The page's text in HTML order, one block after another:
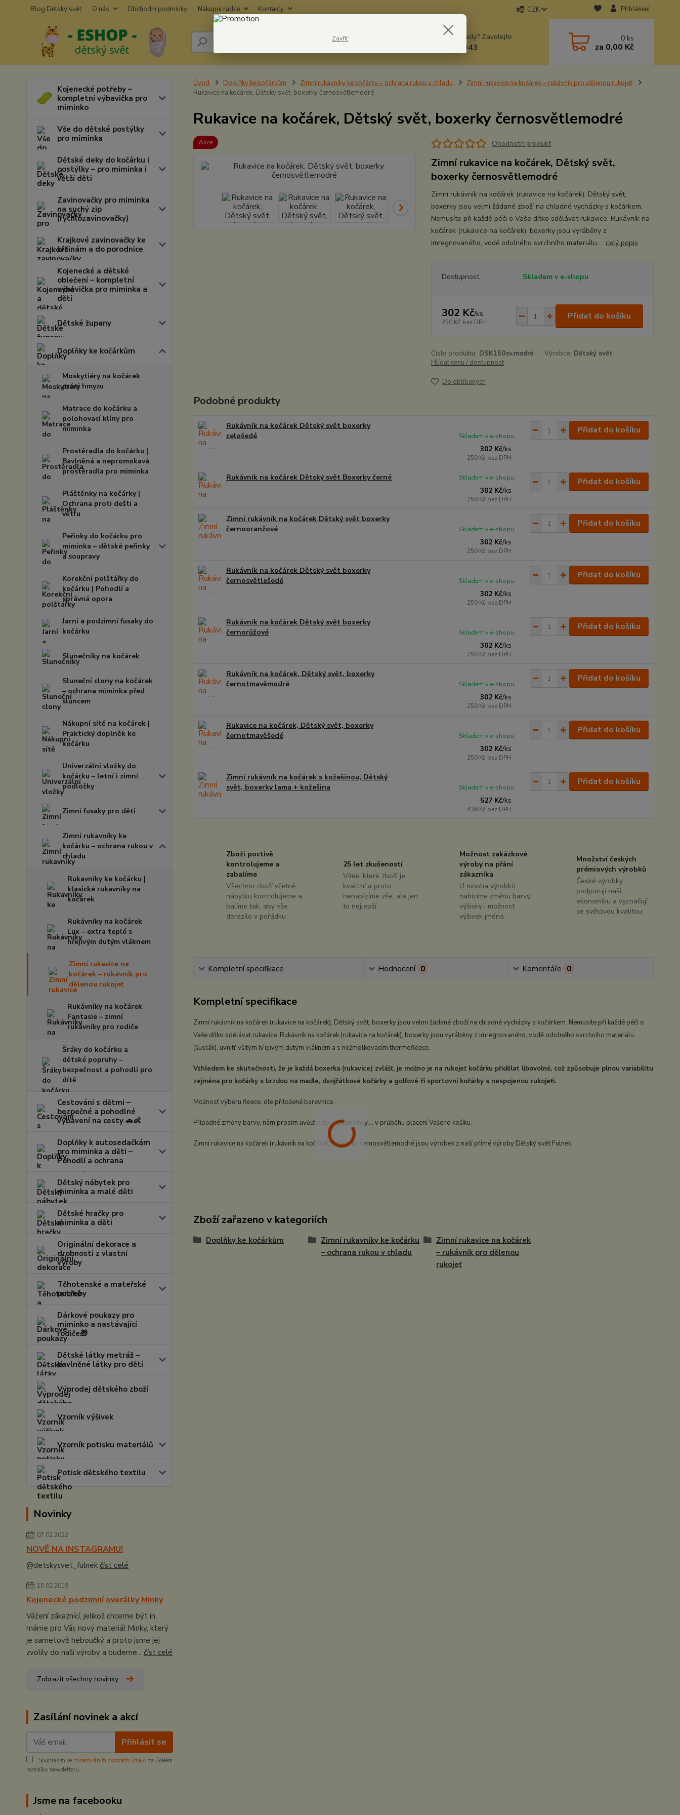
Blog Dětský svět O nás Obchodní podmínky Nákupní rádce Kontakty CZK Přihlášení
Hledat Nevíte si rady? Zavolejte.
604278943
0 ks
za 0,00 Kč
Kojenecké potřeby –
kompletní výbavička pro
miminko
Vše do dětské postýlky
pro miminka
Dětské deky do kočárku i
postýlky – pro miminka i
větší děti
Zavinovačky pro miminka
na suchý zip
(rychlozavinovačky)
Krajkové zavinovačky ke
křtinám a do porodnice
Kojenecké a dětské
oblečení – kompletní
výbavička pro miminka a
děti
Dětské župany
Doplňky ke kočárkům
Moskytiéry na kočárek
proti hmyzu
Matrace do kočárku a
polohovací klíny pro
miminka
Prostěradla do kočárku |
Bavlněná a nepromokavá
prostěradla pro miminka
Pláštěnky na kočárky |
Ochrana proti dešti a
větru
Peřinky do kočárku pro
miminka – dětské peřinky
a soupravy
Korekční polštářky do
kočárku | Pohodlí a
správná opora
Jarní a podzimní fusaky do
kočárku
Slunečníky na kočárek
Sluneční clony na kočárek
– ochrana miminka před
sluncem
Nákupní sítě na kočárek |
Praktický doplněk ke
kočárku
Univerzální vložky do
kočárku – letní i zimní
podložky
Zimní fusaky pro děti
Zimní rukavníky ke
kočárku – ochrana rukou v
chladu
Rukavníky ke kočárku |
klasické rukavníky na
kočárek
Rukávníky na kočárek
Lux – extra teplé s
hřejivým dutým vláknem
Zimní rukavice na
kočárek – rukávník pro
dělenou rukojeť
Rukávníky na kočárek
Fantasie – zimní
rukávníky pro rodiče
Šráky do kočárku a
dětské popruhy –
bezpečnost a pohodlí pro
dítě
Cestování s dětmi –
bezpečné a pohodlné
vybavení na cesty 🚗👶
Doplňky k autosedačkám
pro miminka a děti –
Pohodlí a ochrana
Dětský nábytek pro
miminka a malé děti
Dětské hračky pro
miminka a děti
Originální dekorace a
drobnosti z vlastní
výroby
Těhotenské a mateřské
potřeby
Dárkové poukazy pro
miminko a nastávající
rodiče🎁
Dětské látky metráž –
bavlněné látky pro děti
Výprodej dětského zboží
Vzorník výšivek
Vzorník potisku materiálů
Potisk dětského textilu
Novinky
07.02.2022
NOVĚ NA INSTAGRAMU!
@detskysvet_fulnek číst celé
15.02.2019
Kojenecké podzimní overálky Minky
Vážení zákaznící, jelikož chceme být in,
máme pro Vás nový materiál Minky, který
je sametově heboučký a proto jsme jej
zvolily do naší výroby a budeme... číst celé
Zobrazit všechny novinky
Zasílání novinek a akcí
Přihlásit se
Souhlasím se zpracováním osobních údajů za účelem
rozesílky newsletteru.
Jsme na facebooku
Úvod Doplňky ke kočárkům Zimní rukavníky ke kočárku – ochrana rukou v chladu
Zimní rukavice na kočárek – rukávník pro dělenou rukojeť
Rukavice na kočárek, Dětský svět, boxerky černosvětlemodré
Rukavice na kočárek, Dětský svět, boxerky černosvětlemodré
Akce Ohodnotit produkt
Zimní rukavice na kočárek, Dětský svět,
boxerky černosvětlemodré
Zimní rukávník na kočárek (rukavice na kočárek), Dětský svět,
boxerky jsou velmi žádané zboží na chladné vycházky s kočárkem.
Nemusíte při každé péči o Vaše dítko sdělávat rukavice. Rukávník na
kočárek (rukavice na kočárek), boxerky jsou vyráběny z
imregnovaného, vodě odolného svrchního materiálu ... celý popis
Dostupnost Skladem v e-shopu
302 Kč/ks
250 Kč bez DPH
Přidat do košíku
Číslo produktu: DSK150sv.modré Výrobce: Dětský svět
Hlídat cenu / dostupnost
Do oblíbených
Podobné produkty
Rukávník na kočárek Dětský svět boxerky
celošedé
302 Kč/ks
250 Kč bez DPH
Skladem v e-shopu
Přidat do košíku
Rukávník na kočárek Dětský svět Boxerky černé
302 Kč/ks
250 Kč bez DPH
Skladem v e-shopu Přidat do košíku
Zimní rukávník na kočárek Dětský svět boxerky
černooranžové
302 Kč/ks
250 Kč bez DPH
Skladem v e-shopu
Přidat do košíku
Rukávník na kočárek Dětský svět boxerky
černosvětlešedé
302 Kč/ks
250 Kč bez DPH
Skladem v e-shopu
Přidat do košíku
Rukávník na kočárek Dětský svět boxerky
černorůžové
302 Kč/ks
250 Kč bez DPH
Skladem v e-shopu
Přidat do košíku
Rukávník na kočárek, Dětský svět, boxerky
černotmavěmodré
302 Kč/ks
250 Kč bez DPH
Skladem v e-shopu
Přidat do košíku
Rukavice na kočárek, Dětský svět, boxerky
černotmavěšedé
302 Kč/ks
250 Kč bez DPH
Skladem v e-shopu
Přidat do košíku
Zimní rukávník na kočárek s kožešinou, Dětský
svět, boxerky lama + kožešina
527 Kč/ks
436 Kč bez DPH
Skladem v e-shopu
Přidat do košíku
Zboží poctivě
kontrolujeme a
zabalíme
Všechno zboží včetně
nábytku kontrolujeme a
balíme tak, aby vše
dorazilo v pořádku
25 let zkušeností
Víme, které zboží je
kvalitní a proto
nenabízíme vše, ale jen
to nejlepší
Možnost zakázkové
výroby na přání
zákazníka
U mnoha výrobků
nabízíme změnu barvy,
výšivky i možnost
výšivek jména
Množství českých
prémiových výrobků
České výrobky
podporují naši
ekonomiku a vyznačují
se světovou kvalitou
Kompletní specifikace Hodnocení 0 Komentáře 0
Kompletní specifikace
Zimní rukávník na kočárek (rukavice na kočárek), Dětský svět, boxerky jsou velmi žádané zboží na chladné vycházky s kočárkem. Nemusíte při každé péči o
Vaše dítko sdělávat rukavice. Rukávník na kočárek (rukavice na kočárek), boxerky jsou vyráběny z imregnovaného, vodě odolného svrchního materiálu
(šusťák), uvnitř všitým hřejivým dutým vláknem a s nežmolkovacím thermofleece.
Vzhledem ke skutečnosti, že je každá boxerka (rukavice) zvlášť, je možno je na rukojeť kočárku přidělat libovolně, což způsobuje plnou variabilitu
zejména pro kočárky s brzdou na madle, dvojčátkové kočárky a golfové či sportovní kočárky s nespojenou rukojeťí.
Možnost výběru fleece, dle přiložené barevnice.
Případné změny barvy, nám prosím uvěďte do.... poznámky.... v průběhu placení Vašeho košíku.
Zimní rukavice na kočárek (rukávník na kočárek), boxerky černosvětlemodré jsou výrobek z naší přímé výroby Dětský svět Fulnek
Zboží zařazeno v kategoriích
Doplňky ke kočárkům
Zimní rukavníky ke kočárku
– ochrana rukou v chladu
Zimní rukavice na kočárek
– rukávník pro dělenou
rukojeť
Zavřít